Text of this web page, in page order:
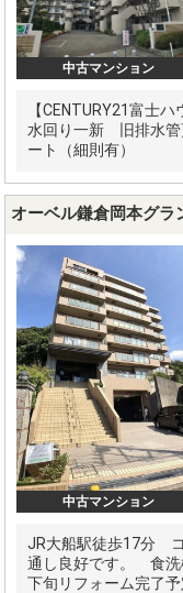
中古マンション
【CENTURY21富士
水回り一新 旧排水
ート（細則有）
オーベル鎌倉岡本グラ
中古マンション
JR大船駅徒歩17分
通し良好です。 食
下旬リフォーム完